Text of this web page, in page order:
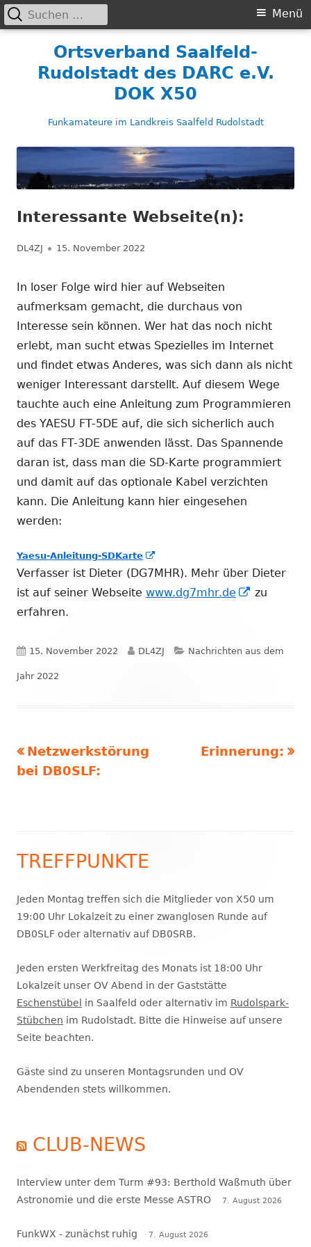
Ortsverband Saalfeld-
Rudolstadt des DARC e.V.
DOK X50
Funkamateure im Landkreis Saalfeld Rudolstadt
Primäres
Menü
Suchen
nach:
Interessante Webseite(n):
Autor
DL4ZJ Veröffentlicht
15. November 2022
In loser Folge wird hier auf Webseiten
aufmerksam gemacht, die durchaus von
Interesse sein können. Wer hat das noch nicht
erlebt, man sucht etwas Spezielles im Internet
und findet etwas Anderes, was sich dann als nicht
weniger Interessant darstellt. Auf diesem Wege
tauchte auch eine Anleitung zum Programmieren
des YAESU FT-5DE auf, die sich sicherlich auch
auf das FT-3DE anwenden lässt. Das Spannende
daran ist, dass man die SD-Karte programmiert
und damit auf das optionale Kabel verzichten
kann. Die Anleitung kann hier eingesehen
werden:
Yaesu-Anleitung-SDKarte
neuem
Fenster
Verfasser ist Dieter (DG7MHR). Mehr über Dieter
ist auf seiner Webseite www.dg7mhr.de
In
öffnen
zu
erfahren.
Veröffentlicht
am
15. November 2022 Autor
DL4ZJ Kategorien
Nachrichten aus dem
Jahr 2022
Beitragsnavigation
Vorheriger
Beitrag:
Netzwerkstörung
bei DB0SLF:
Nächster
Erinnerung:
Haupt-
Seitenleiste
TREFFPUNKTE
Jeden Montag treffen sich die Mitglieder von X50 um
19:00 Uhr Lokalzeit zu einer zwanglosen Runde auf
DB0SLF oder alternativ auf DB0SRB.
Jeden ersten Werkfreitag des Monats ist 18:00 Uhr
Lokalzeit unser OV Abend in der Gaststätte
Eschenstübel
in Saalfeld oder alternativ im Rudolspark-
Stübchen im Rudolstadt. Bitte die Hinweise auf unsere
Seite beachten.
Gäste sind zu unseren Montagsrunden und OV
Abendenden stets willkommen.
CLUB-NEWS
Interview unter dem Turm #93: Berthold Waßmuth über
Astronomie und die erste Messe ASTRO
7. August 2026
FunkWX - zunächst ruhig 7. August 2026